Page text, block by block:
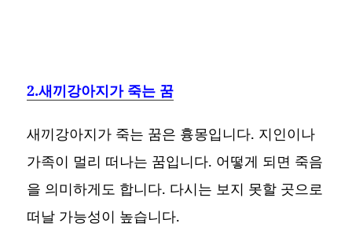
2.새끼강아지가 죽는 꿈
새끼강아지가 죽는 꿈은 흉몽입니다. 지인이나
가족이 멀리 떠나는 꿈입니다. 어떻게 되면 죽음
을 의미하게도 합니다. 다시는 보지 못할 곳으로
떠날 가능성이 높습니다.